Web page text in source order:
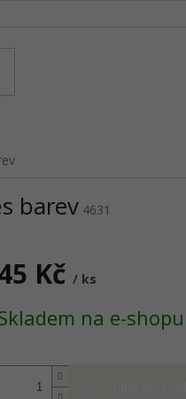
barev 4631
Kč / ks
na e-